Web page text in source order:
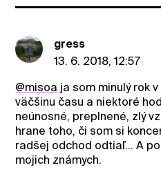
gress
13. 6. 2018, 12:57
@misoa ja som minulý rok
väčšinu času a niektoré
neúnosné, preplnené, zlý
hrane toho, či som si
radšej odchod odtiaľ... A
mojich známych.